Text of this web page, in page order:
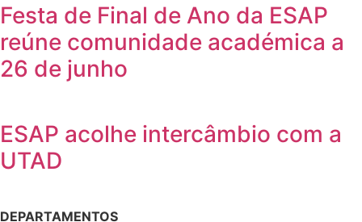
Festa de Final de Ano da ESAP
reúne comunidade académica a
26 de junho
ESAP acolhe intercâmbio com a
UTAD
DEPARTAMENTOS